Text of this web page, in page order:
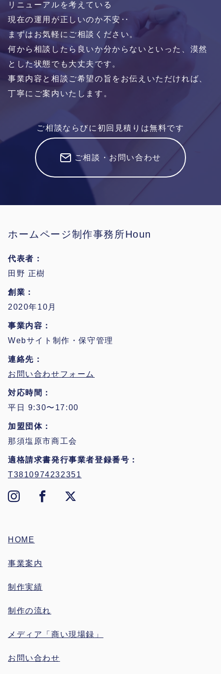
リニューアルを考えている
現在の運用が正しいのか不安‥
まずはお気軽にご相談ください。
何から相談したら良いか分からないといった、漠然
とした状態でも大丈夫です。
事業内容と相談ご希望の旨をお伝えいただければ、
丁寧にご案内いたします。
ご相談ならびに初回見積りは無料です
ご相談・お問い合わせ
ホームページ制作事務所Houn
代表者
田野 正樹
創業
2020年10月
事業内容
Webサイト制作・保守管理
連絡先
お問い合わせフォーム
対応時間
平日 9:30〜17:00
加盟団体
那須塩原市商工会
適格請求書発行事業者登録番号
T3810974232351
HOME
事業案内
制作実績
制作の流れ
メディア「商い現場録」
お問い合わせ